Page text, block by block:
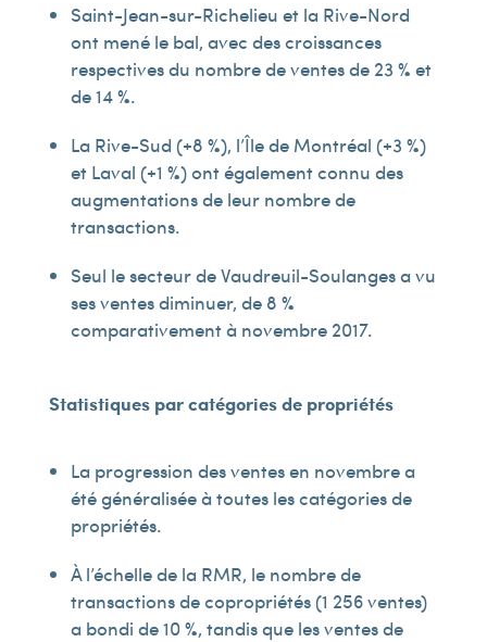
Saint-Jean-sur-Richelieu et la Rive-Nord
ont mené le bal, avec des croissances
respectives du nombre de ventes de 23 % et
de 14 %.
La Rive-Sud (+8 %), l’Île de Montréal (+3 %)
et Laval (+1 %) ont également connu des
augmentations de leur nombre de
transactions.
Seul le secteur de Vaudreuil-Soulanges a vu
ses ventes diminuer, de 8 %
comparativement à novembre 2017.
Statistiques par catégories de propriétés
La progression des ventes en novembre a
été généralisée à toutes les catégories de
propriétés.
À l’échelle de la RMR, le nombre de
transactions de copropriétés (1 256 ventes)
a bondi de 10 %, tandis que les ventes de